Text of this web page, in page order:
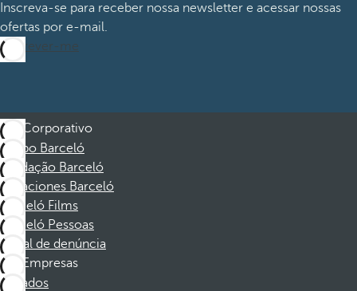
Inscreva-se para receber nossa newsletter e acessar nossas
ofertas por e-mail.
Inscrever-me
Corporativo
Grupo Barceló
Fundação Barceló
Vacaciones Barceló
Barceló Films
Barceló Pessoas
Canal de denúncia
Empresas
Afiliados